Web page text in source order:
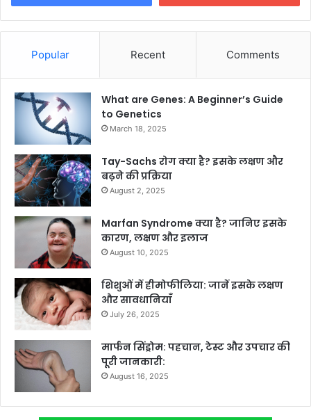
Popular Recent Comments
What are Genes: A Beginner’s Guide
to Genetics
March 18, 2025
Tay-Sachs रोग क्या है? इसके लक्षण और
बढ़ने की प्रक्रिया
August 2, 2025
Marfan Syndrome क्या है? जानिए इसके
कारण, लक्षण और इलाज
August 10, 2025
शिशुओं में हीमोफीलिया: जानें इसके लक्षण
और सावधानियाँ
July 26, 2025
मार्फन सिंड्रोम: पहचान, टेस्ट और उपचार की
पूरी जानकारी:
August 16, 2025